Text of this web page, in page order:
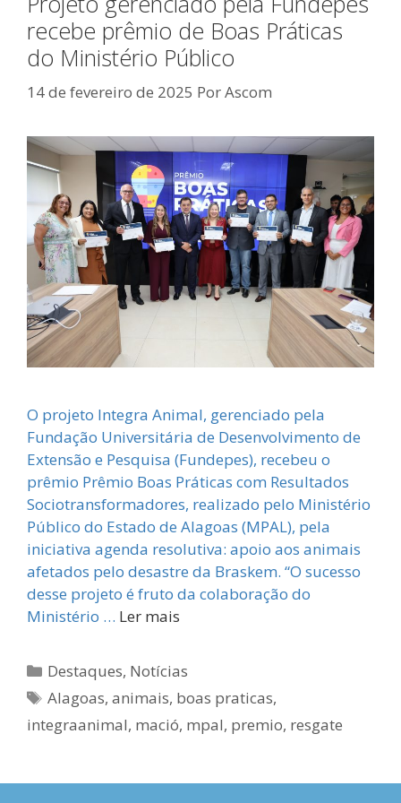
recebe prêmio de Boas Práticas
do Ministério Público
14 de fevereiro de 2025 PorAscom
O projeto Integra Animal, gerenciado pela
Fundação Universitária de Desenvolvimento de
Extensão e Pesquisa (Fundepes), recebeu o
prêmio Prêmio Boas Práticas com Resultados
Sociotransformadores, realizado pelo Ministério
Público do Estado de Alagoas (MPAL), pela
iniciativa agenda resolutiva: apoio aos animais
afetados pelo desastre da Braskem. “O sucesso
desse projeto é fruto da colaboração do
Ministério … Ler mais
Categorias
Destaques, Notícias
Tags
Alagoas,animais, boas praticas,
integraanimal, mació, mpal, premio, resgate